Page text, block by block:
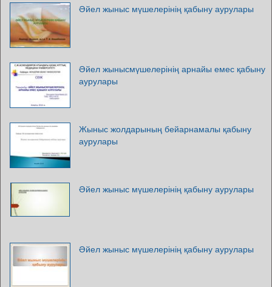
Әйел жыныс мүшелерінің қабыну аурулары
Әйел жынысмүшелерінің арнайы емес қабыну
аурулары
Жыныс жолдарының бейарнамалы қабыну
аурулары
Әйел жыныс мүшелерінің қабыну аурулары
Әйел жыныс мүшелерінің қабыну аурулары